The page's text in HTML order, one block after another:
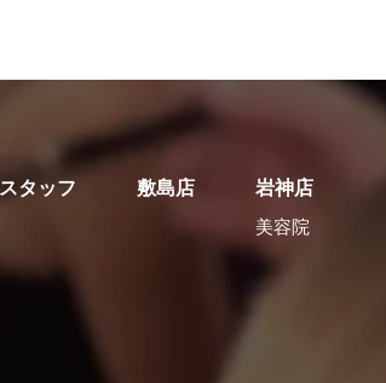
スタッフ 敷島店
岩神店
美容院